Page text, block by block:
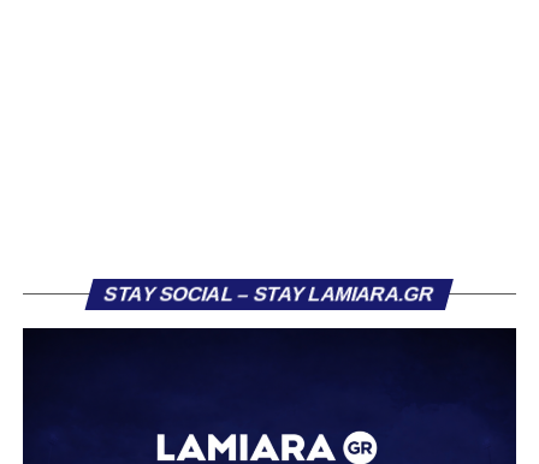
«Ο Α.Ο. Σαρωνικός Αναβύσσου ανακοινώνει την
περσινή σεζόν πραγματοποίησε γεμάτη χρονιά στη Γ’
STAY SOCIAL – STAY LAMIARA.GR